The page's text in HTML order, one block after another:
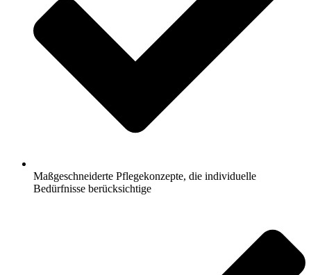
Maßgeschneiderte Pflegekonzepte, die individuelle
Bedürfnisse berücksichtige